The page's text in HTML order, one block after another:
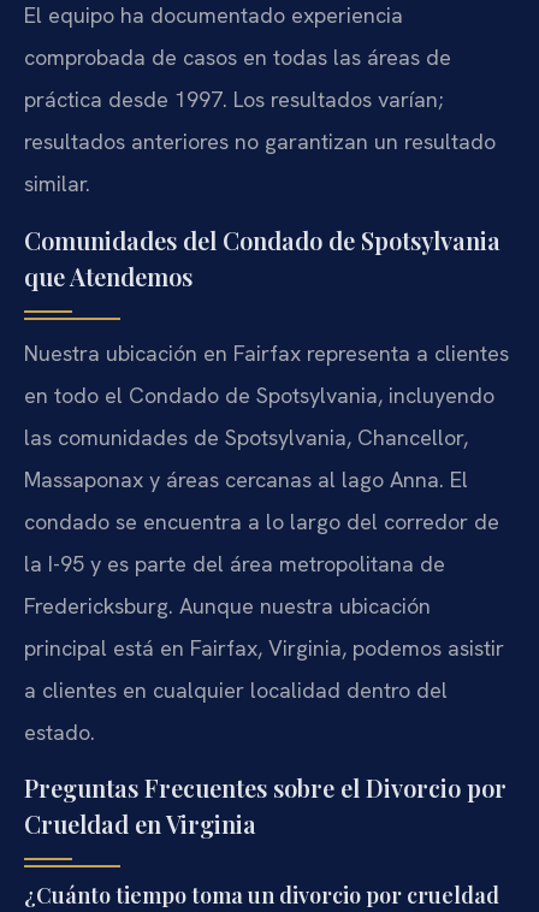
El equipo ha documentado experiencia
comprobada de casos en todas las áreas de
práctica desde 1997. Los resultados varían;
resultados anteriores no garantizan un resultado
similar.
Comunidades del Condado de Spotsylvania
que Atendemos
Nuestra ubicación en Fairfax representa a clientes
en todo el Condado de Spotsylvania, incluyendo
las comunidades de Spotsylvania, Chancellor,
Massaponax y áreas cercanas al lago Anna. El
condado se encuentra a lo largo del corredor de
la I-95 y es parte del área metropolitana de
Fredericksburg. Aunque nuestra ubicación
principal está en Fairfax, Virginia, podemos asistir
a clientes en cualquier localidad dentro del
estado.
Preguntas Frecuentes sobre el Divorcio por
Crueldad en Virginia
¿Cuánto tiempo toma un divorcio por crueldad